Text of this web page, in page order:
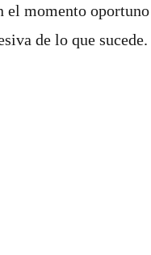
momento
de lo que sucede.